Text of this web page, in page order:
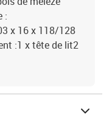
:
x 16 x 118/128
:1 x tête de lit2